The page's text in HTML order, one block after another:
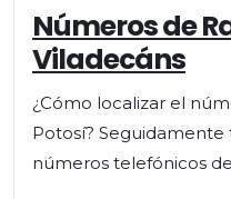
Números
de
Radio
en
Viladecáns
Números de
Viladecáns
¿Cómo localizar el
Potosí?
números telefónicos de